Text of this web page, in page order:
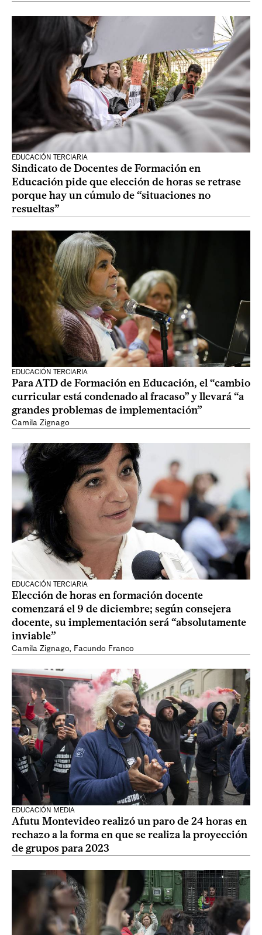
EDUCACIÓN TERCIARIA
Sindicato de Docentes de Formación en
Educación pide que elección de horas se retrase
porque hay un cúmulo de “situaciones no
resueltas”
EDUCACIÓN TERCIARIA
Para ATD de Formación en Educación, el “cambio
curricular está condenado al fracaso” y llevará “a
grandes problemas de implementación”
Camila Zignago
EDUCACIÓN TERCIARIA
Elección de horas en formación docente
comenzará el 9 de diciembre; según consejera
docente, su implementación será “absolutamente
inviable”
Camila Zignago, Facundo Franco
EDUCACIÓN MEDIA
Afutu Montevideo realizó un paro de 24 horas en
rechazo a la forma en que se realiza la proyección
de grupos para 2023